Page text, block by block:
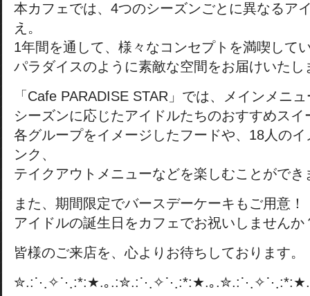
本カフェでは、4つのシーズンごとに異なるア
え。
1年間を通して、様々なコンセプトを満喫して
パラダイスのように素敵な空間をお届けいたし
「Cafe PARADISE STAR」では、メインメニ
シーズンに応じたアイドルたちのおすすめスイ
各グループをイメージしたフードや、18人の
ンク、
テイクアウトメニューなどを楽しむことができ
また、期間限定でバースデーケーキもご用意！
アイドルの誕生日をカフェでお祝いしませんか
皆様のご来店を、心よりお待ちしております。
✮.:⋱✧⋱:*:★.｡.:✮.:⋱✧⋱:*:★.｡